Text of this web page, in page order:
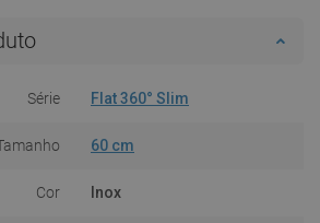
Série Flat 360° Slim
60 cm
Cor Inox